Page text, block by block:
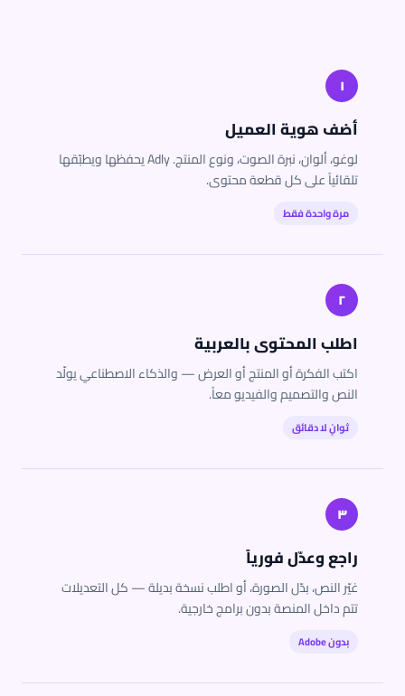
١
أضف هوية العميل
لوغو، ألوان، نبرة الصوت، ونوع المنتج. Adly يحفظها ويطبّقها
تلقائياً على كل قطعة محتوى.
مرة واحدة فقط
٢
اطلب المحتوى بالعربية
اكتب الفكرة أو المنتج أو العرض — والذكاء الاصطناعي يولّد
النص والتصميم والفيديو معاً.
ثوانٍ لا دقائق
٣
راجع وعدّل فورياً
غيّر النص، بدّل الصورة، أو اطلب نسخة بديلة — كل التعديلات
تتم داخل المنصة بدون برامج خارجية.
بدون Adobe